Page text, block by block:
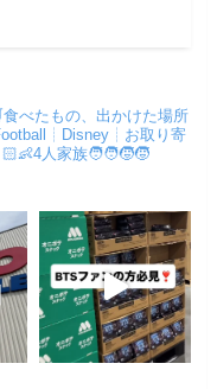
べたもの、出かけた場所
お取り寄
人家族🧑‍🧑‍🧒‍🧒